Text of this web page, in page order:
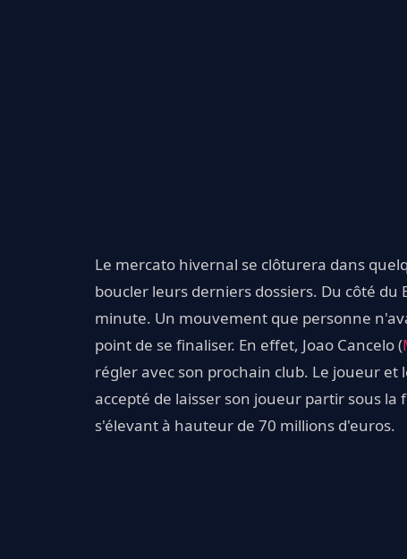
Le mercato hivernal se clôturera dans
boucler leurs derniers dossiers. Du côté
minute. Un mouvement que personne
point de se finaliser. En effet, Joao Cancelo (
régler avec son prochain club. Le joueur et
accepté de laisser son joueur partir sous
s'élevant à hauteur de 70 millions d'euros.